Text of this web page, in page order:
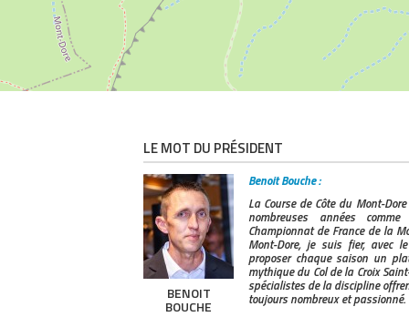
LE MOT DU PRÉSIDENT
BENOIT
BOUCHE
Benoit Bouche :
La Course de Côte du Mont-
nombreuses années
Championnat de France de la
Mont-Dore, je suis fier, avec
proposer chaque saison un
mythique du Col de la Croix
spécialistes de la discipline
toujours nombreux et passionné.